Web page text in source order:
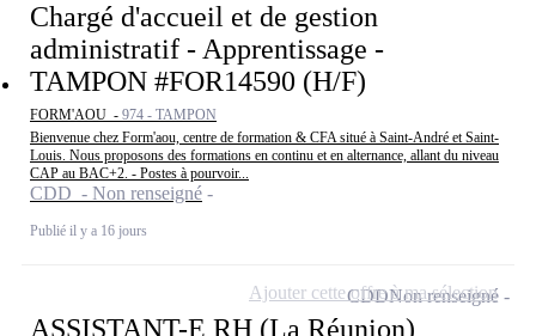
Chargé d'accueil et de gestion
administratif - Apprentissage -
TAMPON #FOR14590 (H/F)
FORM'AOU - 974 - TAMPON
Bienvenue chez Form'aou, centre de formation & CFA situé à Saint-André et Saint-
Louis. Nous proposons des formations en continu et en alternance, allant du niveau
CAP au BAC+2. - Postes à pourvoir...
CDD - Non renseigné
Publié il y a 16 jours
ASSISTANT-E RH (La Réunion)
CDDNon renseigné
Ajouter cette offre à ma sélection